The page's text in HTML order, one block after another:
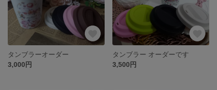
タンブラーオーダー
3,000円
タンブラー オーダーです
3,500円